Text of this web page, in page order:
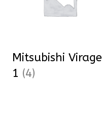
Mitsubishi Virage
1 (4)